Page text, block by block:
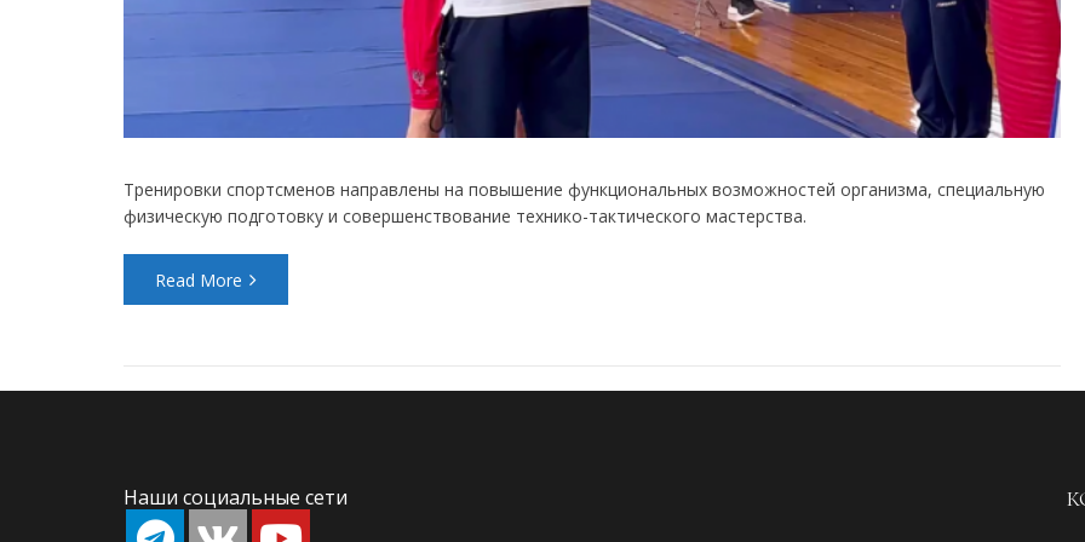
Тренировки спортсменов направлены на повышение функциональных возможностей организма, специальную
физическую подготовку и совершенствование технико-тактического мастерства.
Read More
Наши социальные сети